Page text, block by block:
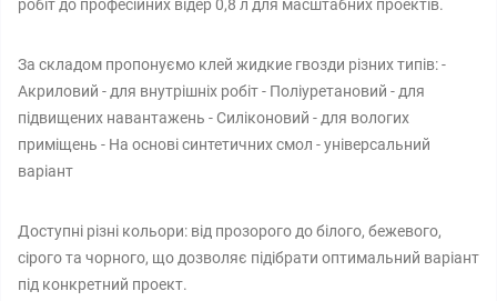
робіт до професійних відер 0,8 л для масштабних проектів.
За складом пропонуємо клей жидкие гвозди різних типів: -
Акриловий - для внутрішніх робіт - Поліуретановий - для
підвищених навантажень - Силіконовий - для вологих
приміщень - На основі синтетичних смол - універсальний
варіант
Доступні різні кольори: від прозорого до білого, бежевого,
сірого та чорного, що дозволяє підібрати оптимальний варіант
під конкретний проект.